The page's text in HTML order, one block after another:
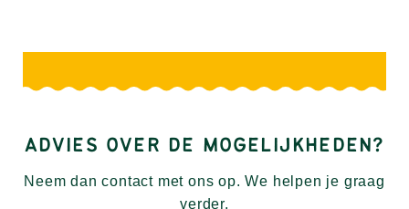
ADVIES OVER DE MOGELIJKHEDEN?
Neem dan contact met ons op. We helpen je graag
verder.